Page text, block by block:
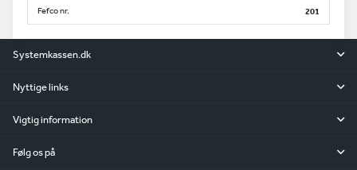
Fefco nr. 201
Systemkassen.dk
Nyttige links
Vigtig information
Følg os på